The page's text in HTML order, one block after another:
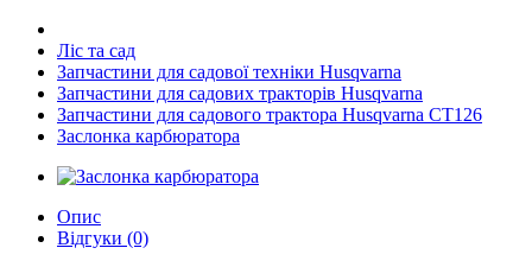
Ліс та сад
Запчастини для садової техніки Husqvarna
Запчастини для садових тракторів Husqvarna
Запчастини для садового трактора Husqvarna CT126
Заслонка карбюратора
Опис
Відгуки (0)